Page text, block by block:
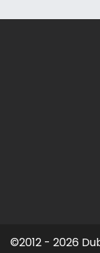
©2012 - 2026